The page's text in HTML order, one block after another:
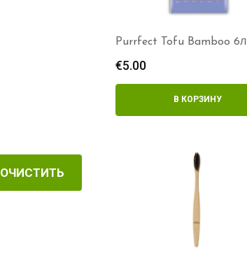
ОЧИСТИТЬ
Purrfect Tofu Bamboo 6л
€5.00
В КОРЗИНУ